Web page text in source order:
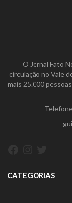
O Jornal Fato
circulação no Vale
mais 25.000
CATEGORIAS